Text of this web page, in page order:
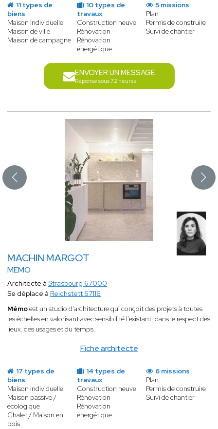
11 types de
biens
Maison individuelle
Maison de ville
Maison de campagne
10 types de
travaux
Construction neuve
Rénovation
Rénovation
énergétique
5 missions
Plan
Permis de construire
Suivi de chantier
ENVOYER UN MESSAGE
Réponse sous 72 heures
MACHIN MARGOT
MEMO
Fiche architecte
Architecte à Strasbourg 67000
Se déplace à Reichstett 67116
Mémoest un studio d’architecture qui conçoit des projets à toutes
les échelles en valorisant avec sensibilité l’existant, dans le respect des
lieux, des usages et du temps.
17 types de
biens
Maison individuelle
Maison passive /
écologique
Chalet / Maison en
bois
14 types de
travaux
Construction neuve
Rénovation
Rénovation
énergétique
6 missions
Plan
Permis de construire
Suivi de chantier